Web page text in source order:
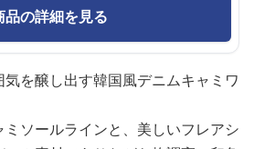
品の詳細を見る
を醸し出す韓国風デニムキャミワ
ソールラインと、美しいフレアシ